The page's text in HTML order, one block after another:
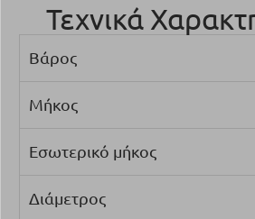
Τεχνικά
Βάρος
Μήκος
Εσωτερικό μήκος
Διάμετρος